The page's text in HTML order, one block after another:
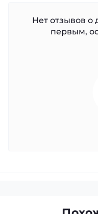
Нет отзывов о
первым,